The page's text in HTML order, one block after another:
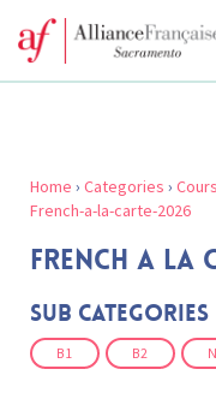
Home › Categories ›
French-a-la-carte-2026
FRENCH A LA
Sub Categories
B1 B2